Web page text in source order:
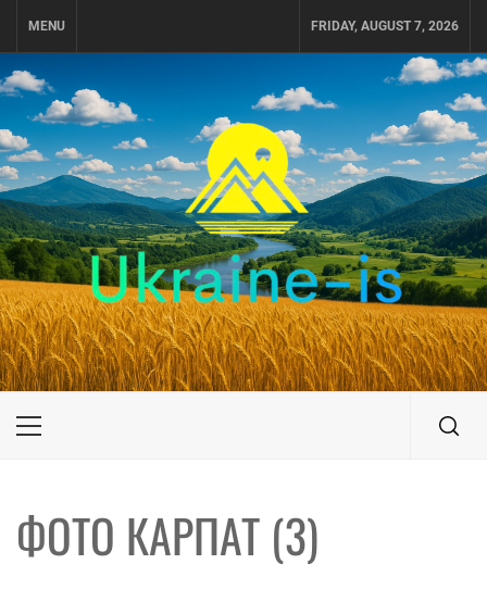
MENU FRIDAY, AUGUST 7, 2026
UKRAINE-IS
ПОДОРОЖI ПО УКРАЇНІ
Primary
ФОТО КАРПАТ (3)